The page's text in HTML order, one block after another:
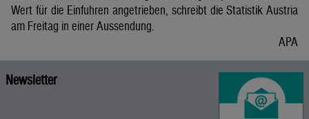
Wert für die Einfuhren angetrieben, schreibt die Statistik Austria
am Freitag in einer Aussendung.
APA
Newsletter